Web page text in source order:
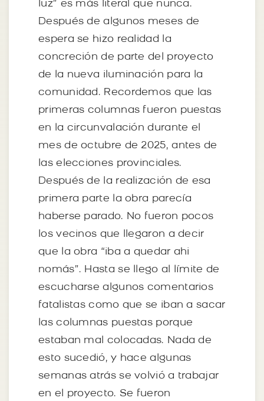
luz” es más literal que nunca.
Después de algunos meses de
espera se hizo realidad la
concreción de parte del proyecto
de la nueva iluminación para la
comunidad. Recordemos que las
primeras columnas fueron puestas
en la circunvalación durante el
mes de octubre de 2025, antes de
las elecciones provinciales.
Después de la realización de esa
primera parte la obra parecía
haberse parado. No fueron pocos
los vecinos que llegaron a decir
que la obra “iba a quedar ahi
nomás”. Hasta se llego al límite de
escucharse algunos comentarios
fatalistas como que se iban a sacar
las columnas puestas porque
estaban mal colocadas. Nada de
esto sucedió, y hace algunas
semanas atrás se volvió a trabajar
en el proyecto. Se fueron